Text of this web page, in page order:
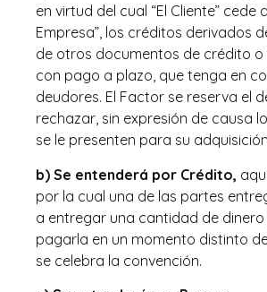
en virtud del cual “El Cliente” cede
Empresa”, los créditos derivados
de otros documentos de crédito o
con pago a plazo, que tenga en
deudores. El Factor se reserva el
rechazar, sin expresión de causa
se le presenten para su
b) Se entenderá por Crédito,
por la cual una de las partes
a entregar una cantidad de
pagarla en un momento distinto
se celebra la convención.